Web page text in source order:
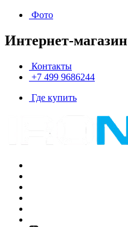
Фото
Интернет-магазин
Контакты
+7 499 9686244
Где купить